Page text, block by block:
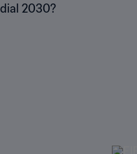
2030?